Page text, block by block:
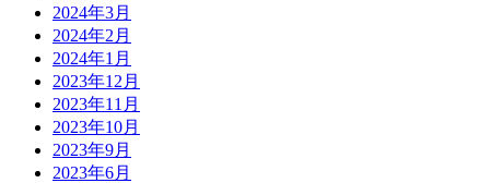
2024年3月
2024年2月
2024年1月
2023年12月
2023年11月
2023年10月
2023年9月
2023年6月